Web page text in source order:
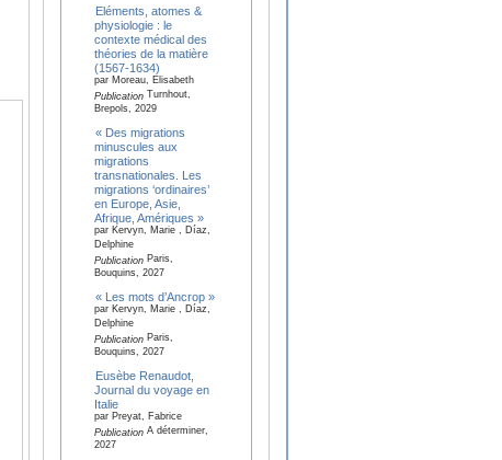
Eléments, atomes &
physiologie : le
contexte médical des
théories de la matière
(1567-1634)
par Moreau, Elisabeth
PublicationTurnhout,
Brepols, 2029
« Des migrations
minuscules aux
migrations
transnationales. Les
migrations ‘ordinaires’
en Europe, Asie,
Afrique, Amériques »
par Kervyn, Marie , Díaz,
Delphine
PublicationParis,
Bouquins, 2027
« Les mots d’Ancrop »
par Kervyn, Marie , Díaz,
Delphine
PublicationParis,
Bouquins, 2027
Eusèbe Renaudot,
Journal du voyage en
Italie
par Preyat, Fabrice
PublicationA déterminer,
2027